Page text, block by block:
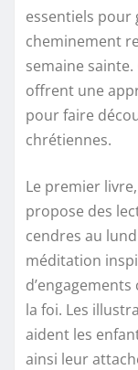
essentiels pour
cheminement
semaine sainte.
offrent une
pour faire
chrétiennes.
Le premier
propose des
cendres au
méditation
la foi. Les
aident les
ainsi leur